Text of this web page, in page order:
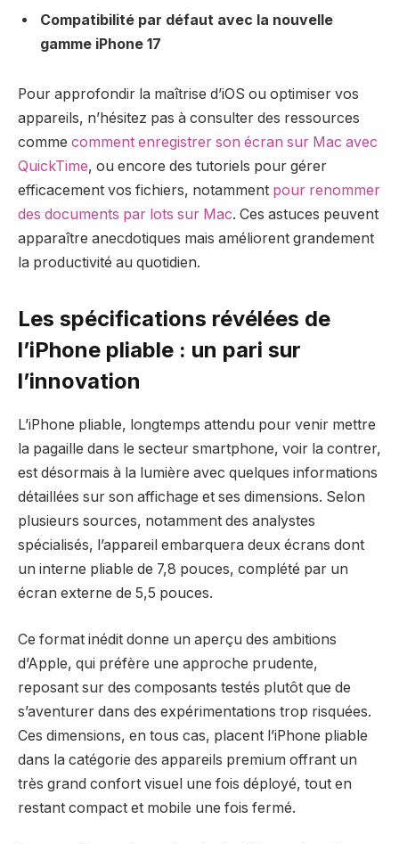
Compatibilité par défaut avec la nouvelle
gamme iPhone 17
Pour approfondir la maîtrise d’iOS ou optimiser vos
appareils, n’hésitez pas à consulter des ressources
comme comment enregistrer son écran sur Mac avec
QuickTime, ou encore des tutoriels pour gérer
efficacement vos fichiers, notamment pour renommer
des documents par lots sur Mac. Ces astuces peuvent
apparaître anecdotiques mais améliorent grandement
la productivité au quotidien.
Les spécifications révélées de
l’iPhone pliable : un pari sur
l’innovation
L’iPhone pliable, longtemps attendu pour venir mettre
la pagaille dans le secteur smartphone, voir la contrer,
est désormais à la lumière avec quelques informations
détaillées sur son affichage et ses dimensions. Selon
plusieurs sources, notamment des analystes
spécialisés, l’appareil embarquera deux écrans dont
un interne pliable de 7,8 pouces, complété par un
écran externe de 5,5 pouces.
Ce format inédit donne un aperçu des ambitions
d’Apple, qui préfère une approche prudente,
reposant sur des composants testés plutôt que de
s’aventurer dans des expérimentations trop risquées.
Ces dimensions, en tous cas, placent l’iPhone pliable
dans la catégorie des appareils premium offrant un
très grand confort visuel une fois déployé, tout en
restant compact et mobile une fois fermé.